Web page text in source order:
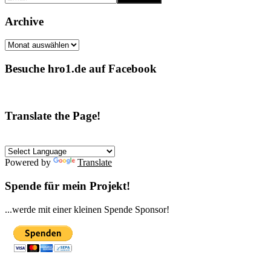
Archive
Archive
Besuche hro1.de auf Facebook
Translate the Page!
Powered by Translate
Spende für mein Projekt!
...werde mit einer kleinen Spende Sponsor!